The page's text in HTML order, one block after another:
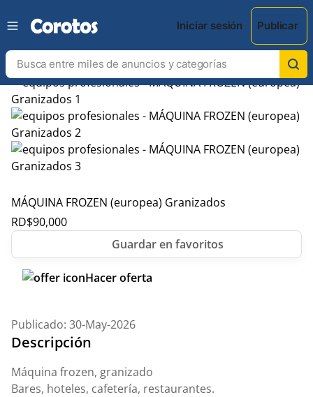
Iniciar sesión Publicar
MÁQUINA FROZEN (europea) Granizados
RD$90,000
Hacer oferta
Publicado: 30-May-2026
Descripción
Máquina frozen, granizado
Bares, hoteles, cafetería, restaurantes.